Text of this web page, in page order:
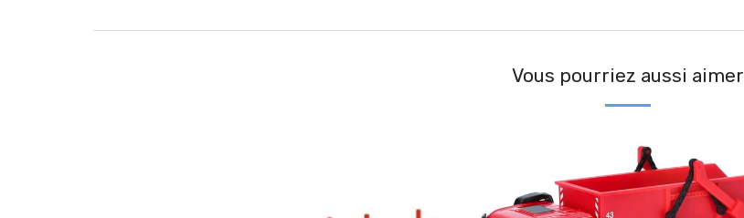
Vous pourriez aussi aimer